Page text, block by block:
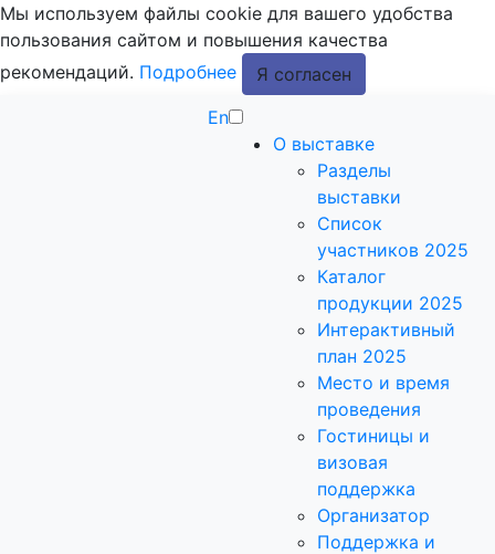
Мы используем файлы cookie для вашего удобства
пользования сайтом и повышения качества
рекомендаций. Подробнее
Я согласен
En
О выставке
Разделы
выставки
Список
участников 2025
Каталог
продукции 2025
Интерактивный
план 2025
Место и время
проведения
Гостиницы и
визовая
поддержка
Организатор
Поддержка и